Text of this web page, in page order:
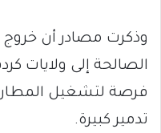
وذكرت مصادر أن
الصالحة إلى ولايات
فرصة لتشغيل
تدمير كبيرة.